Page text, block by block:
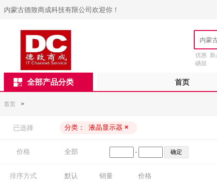
内蒙古德致商成科技有限公司欢迎你！
优惠 新
硒鼓
全部产品分类 首页
首页 >
已选择 分类： 液晶显示器 ×
价格 全部 -
排序方式 默认 销量 价格